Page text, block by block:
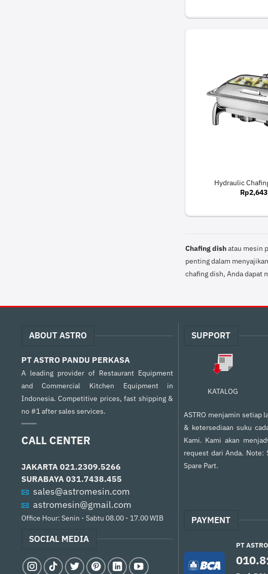
Hydraulic
Rp
Chafing dishatau mesin
penting dalam
chafing dish, Anda dapat
ABOUT ASTRO
PT ASTRO PANDU PERKASA
A leading provider of Restaurant Equipment
and Commercial Kitchen Equipment in
Indonesia. Competitive prices, fast shipping &
no #1 after sales services.
CALL CENTER
JAKARTA 021.2309.5266
SURABAYA 031.7438.455
sales@astromesin.com
astromesin@gmail.com
Office Hour: Senin - Sabtu 08.00 - 17.00 WIB
SOCIAL MEDIA
SUPPORT
KATALOG
ASTRO menjamin setiap
& ketersediaan suku
Kami. Kami akan
request dari Anda. Note:
Spare Part.
PAYMENT
PT